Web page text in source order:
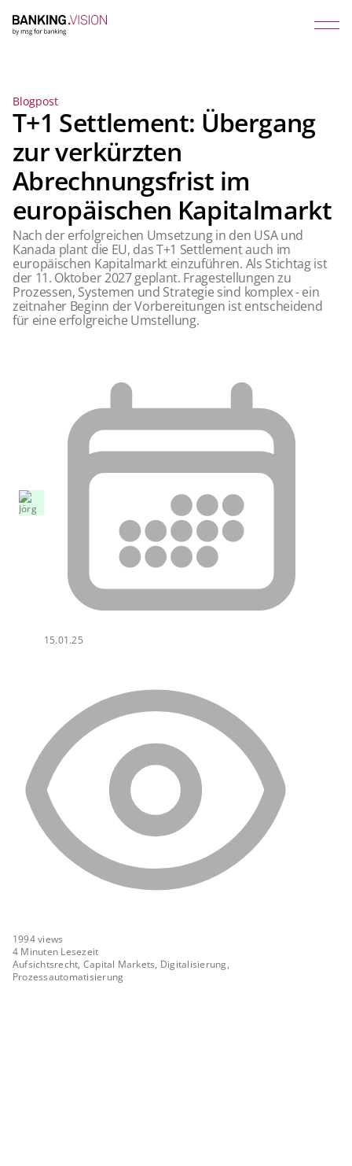
Blogpost
T+1 Settlement: Übergang
zur verkürzten
Abrechnungsfrist im
europäischen Kapitalmarkt
Nach der erfolgreichen Umsetzung in den USA und
Kanada plant die EU, das T+1 Settlement auch im
europäischen Kapitalmarkt einzuführen. Als Stichtag ist
der 11. Oktober 2027 geplant. Fragestellungen zu
Prozessen, Systemen und Strategie sind komplex - ein
zeitnaher Beginn der Vorbereitungen ist entscheidend
für eine erfolgreiche Umstellung.
15.01.25
1994views
4 Minuten Lesezeit
Aufsichtsrecht, Capital Markets, Digitalisierung,
Prozessautomatisierung